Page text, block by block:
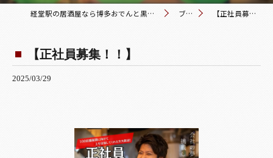
経堂駅の居酒屋なら博多おでんと黒毛和牛の店 くろこ ブログ 【正社員募集！！】
【正社員募集！！】
2025/03/29